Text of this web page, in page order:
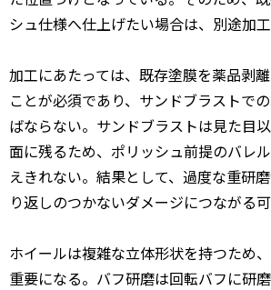
シュ仕様へ仕上げたい場合は、別途加工
加工にあたっては、既存塗膜を薬品剥
ことが必須であり、サンドブラストで
ばならない。サンドブラストは見た目
面に残るため、ポリッシュ前提のバレ
えきれない。結果として、過度な重研
り返しのつかないダメージにつながる可
ホイールは複雑な立体形状を持つため
重要になる。バフ研磨は回転バフに研